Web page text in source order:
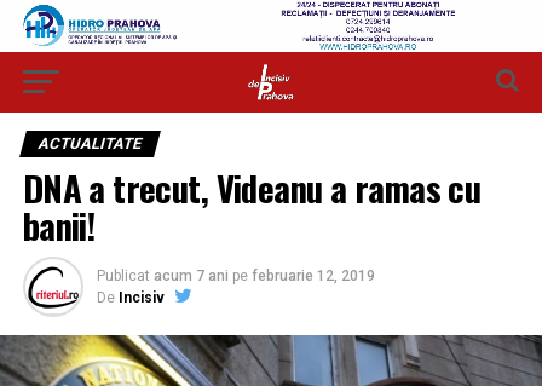
ACTUALITATE
DNA a trecut, Videanu a ramas cu
banii!
Publicat acum 7 ani pe februarie 12, 2019
De Incisiv